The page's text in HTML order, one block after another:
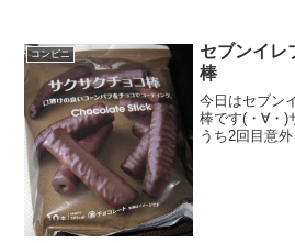
コンビニ
セブンイレ
棒
今日はセブン
棒です(・∀・)
うち2回目意